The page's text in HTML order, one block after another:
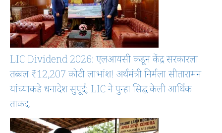
LIC Dividend 2026: एलआयसी कडून केंद्र सरकारला
तब्बल ₹12,207 कोटी लाभांश! अर्थमंत्री निर्मला सीतारामन
यांच्याकडे धनादेश सुपूर्द; LIC ने पुन्हा सिद्ध केली आर्थिक
ताकद.